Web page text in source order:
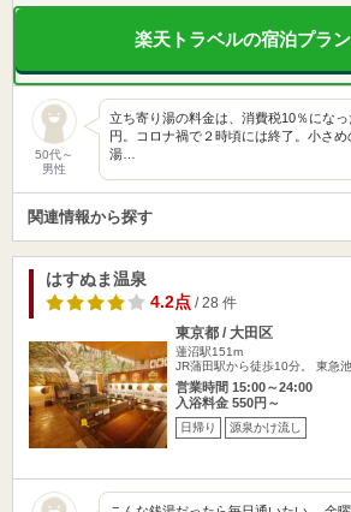
楽天トラベルの宿泊プラ
50代～
男性
立ち寄り湯の料金は、消費税10％にな
円。コロナ禍で２時頃には終了。小さ
湯…
関連情報から探す
はすぬま温泉
4.2点/ 28 件
東京都 / 大田区
蓮沼駅151m
JR蒲田駅から徒歩10分。 東急
営業時間 15:00～24:00
入浴料金 550円～
日帰り 源泉かけ流し